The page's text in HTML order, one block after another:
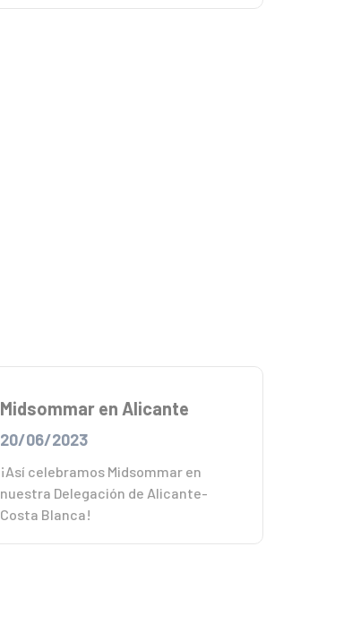
Midsommar en Alicante
20/06/2023
¡Así celebramos Midsommar en
nuestra Delegación de Alicante-
Costa Blanca!